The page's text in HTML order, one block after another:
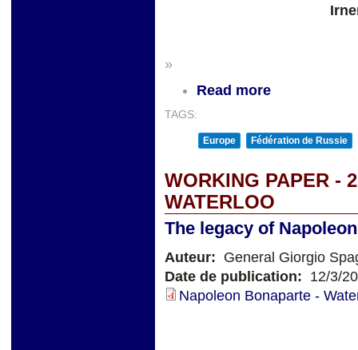
»
Read more
TAGS:
Europe Fédération de Russie
WORKING PAPER -
WATERLOO
The legacy of
Auteur: General Giorgio
Date de publication: 12/3/
Napoleon Bonaparte -